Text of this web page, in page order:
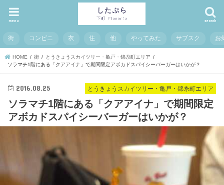
search
menu
街 コンビニ 衣 住 他 やってみた サブスク お
HOME 街
とうきょうスカイツリー・亀戸・錦糸町エリア
ソラマチ1階にある「クアアイナ」で期間限定アボカドスパイシーバーガーはいかが？
とうきょうスカイツリー・亀戸・錦糸町エリア
2016.08.25
ソラマチ1階にある「クアアイナ」で期間限定
アボカドスパイシーバーガーはいかが？